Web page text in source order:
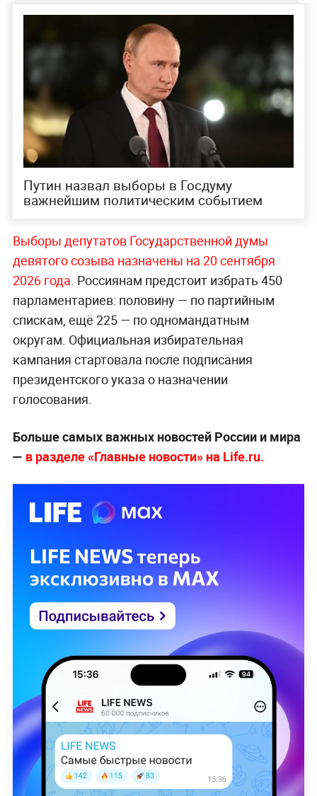
Путин назвал выборы в Госдуму
важнейшим политическим событием
Выборы депутатов Государственной думы
девятого созыва назначены на 20 сентября
2026 года. Россиянам предстоит избрать 450
парламентариев: половину — по партийным
спискам, ещё 225 — по одномандатным
округам. Официальная избирательная
кампания стартовала после подписания
президентского указа о назначении
голосования.
Больше самых важных новостей России и мира
— в разделе «Главные новости» на Life.ru.